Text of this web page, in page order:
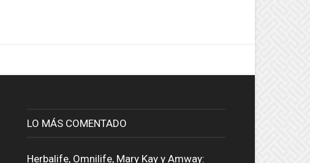
LO MÁS COMENTADO
Herbalife, Omnilife, Mary Kay y Amway: